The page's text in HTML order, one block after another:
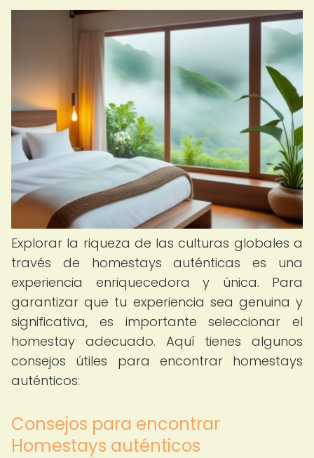
Explorar la riqueza de las culturas globales a
través de homestays auténticas es una
experiencia enriquecedora y única. Para
garantizar que tu experiencia sea genuina y
significativa, es importante seleccionar el
homestay adecuado. Aquí tienes algunos
consejos útiles para encontrar homestays
auténticos:
Consejos para encontrar
Homestays auténticos